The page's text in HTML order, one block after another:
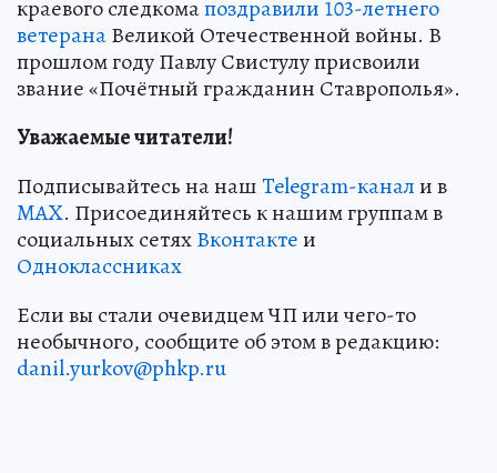
краевого следкомапоздравили 103-летнего
ветеранаВеликой Отечественной войны. В
прошлом году Павлу Свистулу присвоили
звание «Почётный гражданин Ставрополья».
Уважаемые читатели!
Подписывайтесь на нашTelegram-канали в
MAX. Присоединяйтесь к нашим группам в
социальных сетяхВконтактеи
Одноклассниках
Если вы стали очевидцем ЧП или чего-то
необычного, сообщите об этом в редакцию:
danil.yurkov@phkp.ru